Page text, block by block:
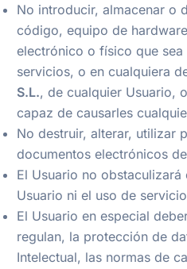
No introducir, almacenar o
código, equipo de
electrónico o físico que
servicios, o en cualquiera
S.L., de cualquier Usuario,
capaz de causarles
No destruir, alterar, utilizar
documentos electrónicos de
El Usuario no
Usuario ni el uso de
El Usuario en especial
regulan, la protección de
Intelectual, las normas de